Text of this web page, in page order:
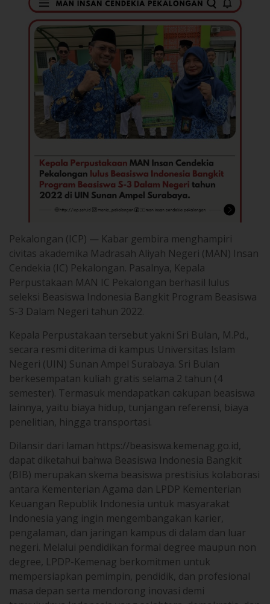
Pekalongan (ICP) — Kabar gembira menghampiri
Cendekia (IC) Pekalongan. Pasalnya, Kepala
Perpustakaan MAN IC Pekalongan berhasil lulus
seleksi Beasiswa Indonesia Bangkit Program Beasiswa
S-3 Dalam Negeri tahun 2022.
Kepala Perpustakaan tersebut yakni Sri Bulan, M.Pd.,
Negeri (UIN) Sunan Ampel Surabaya. Sri Bulan
berkesempatan kuliah gratis selama 2 tahun (4
semester). Termasuk mendapatkan cakupan beasiswa
lainnya, yaitu biaya hidup, tunjangan referensi, biaya
penelitian, hingga transportasi.
Dilansir dari laman https://beasiswa.kemenag.go.id,
(BIB) merupakan skema beasiswa prestisius kolaborasi
antara Kementerian Agama dan LPDP Kementerian
Keuangan Republik Indonesia untuk masyarakat
Indonesia yang ingin mengembangakan karier,
pengalaman, dan jaringan kampus di dalam dan luar
negeri. Melalui pendidikan formal degree maupun non
degree, LPDP-Kemenag berkomitmen untuk
mempersiapkan pemimpin, pendidik, dan profesional
masa depan serta mendorong inovasi demi
terwujudnya Indonesia yang sejahtera, demokratis, dan
berkeadilan.